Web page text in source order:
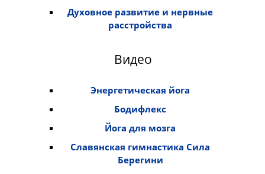
Духовное развитие и нервные
расстройства
Видео
Энергетическая йога
Бодифлекс
Йога для мозга
Славянская гимнастика Сила
Берегини